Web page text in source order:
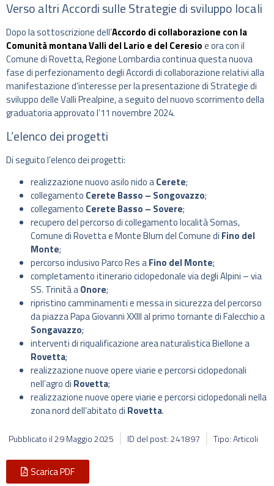
Verso altri Accordi sulle Strategie di sviluppo locali
Dopo la sottoscrizione dell’Accordo di collaborazione con la
Comunità montana Valli del Lario e del Ceresioe ora con il
Comune di Rovetta, Regione Lombardia continua questa nuova
fase di perfezionamento degli Accordi di collaborazione relativi alla
manifestazione d’interesse per la presentazione di Strategie di
sviluppo delle Valli Prealpine, a seguito del nuovo scorrimento della
graduatoria approvato l’11 novembre 2024.
L’elenco dei progetti
Di seguito l’elenco dei progetti:
realizzazione nuovo asilo nido aCerete;
collegamento Cerete Basso – Songovazzo;
collegamento Cerete Basso – Sovere;
recupero del percorso di collegamento località Somas,
Comune di Rovetta e Monte Blum del Comune di Fino del
Monte;
percorso inclusivo Parco Res aFino del Monte;
completamento itinerario ciclopedonale via degli Alpini – via
SS. Trinità aOnore;
ripristino camminamenti e messa in sicurezza del percorso
da piazza Papa Giovanni XXIII al primo tornante di Falecchio a
Songavazzo;
interventi di riqualificazione area naturalistica Biellone a
Rovetta;
realizzazione nuove opere viarie e percorsi ciclopedonali
nell’agro di Rovetta;
realizzazione nuove opere viarie e percorsi ciclopedonali nella
zona nord dell’abitato di Rovetta.
Pubblicato il29 Maggio 2025 ID del post: 241897 Tipo: Articoli
Scarica PDF